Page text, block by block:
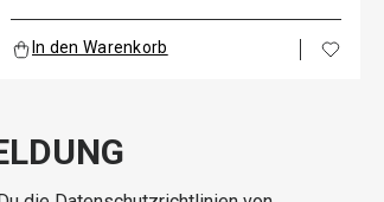
In den Warenkorb